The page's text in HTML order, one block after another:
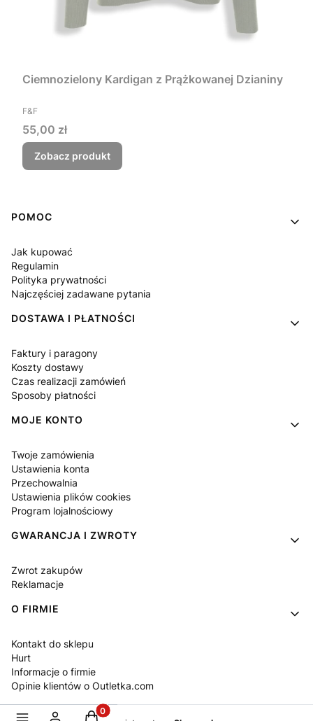
Ciemnozielony Kardigan z Prążkowanej Dzianiny
PRODUCENT
F&F
Cena
55,00 zł
Zobacz produkt
Linki w stopce
POMOC
Jak kupować
Regulamin
Polityka prywatności
Najczęściej zadawane pytania
DOSTAWA I PŁATNOŚCI
Faktury i paragony
Koszty dostawy
Czas realizacji zamówień
Sposoby płatności
MOJE KONTO
Twoje zamówienia
Ustawienia konta
Przechowalnia
Ustawienia plików cookies
Program lojalnościowy
GWARANCJA I ZWROTY
Zwrot zakupów
Reklamacje
O FIRMIE
Kontakt do sklepu
Hurt
Informacje o firmie
Opinie klientów o Outletka.com
Produkty w koszyku: 0. Zobacz szczegóły